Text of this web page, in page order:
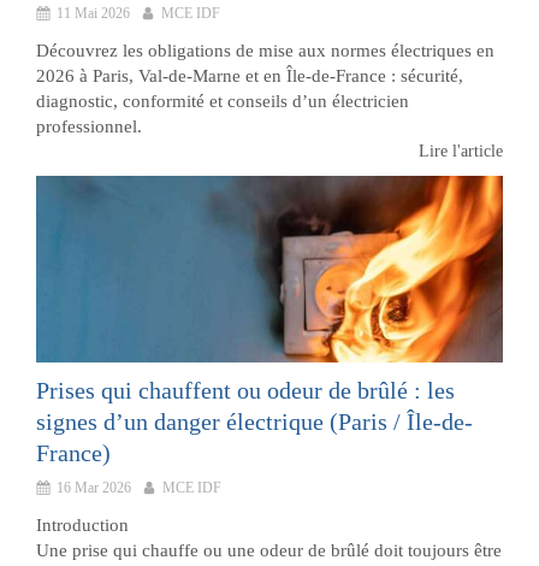
11 Mai 2026 MCE IDF
Découvrez les obligations de mise aux normes électriques en
2026 à Paris, Val-de-Marne et en Île-de-France : sécurité,
diagnostic, conformité et conseils d’un électricien
professionnel.
Lire l'article
Prises qui chauffent ou odeur de brûlé : les
signes d’un danger électrique (Paris / Île-de-
France)
16 Mar 2026 MCE IDF
Introduction
Une prise qui chauffe ou une odeur de brûlé doit toujours être